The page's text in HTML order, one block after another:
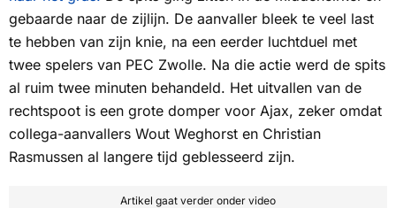
gebaarde naar de zijlijn. De aanvaller bleek te veel last
te hebben van zijn knie, na een eerder luchtduel met
twee spelers van PEC Zwolle. Na die actie werd de spits
al ruim twee minuten behandeld. Het uitvallen van de
rechtspoot is een grote domper voor Ajax, zeker omdat
collega-aanvallers Wout Weghorst en Christian
Rasmussen al langere tijd geblesseerd zijn.
Artikel gaat verder onder video